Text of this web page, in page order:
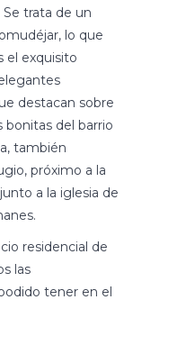
trata de un
lo que
el exquisito
destacan sobre
bonitas del barrio
también
próximo a la
a la iglesia de
residencial de
las
tener en el